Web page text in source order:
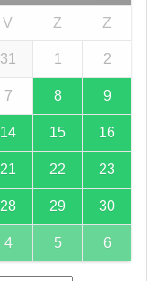
V Z Z
31 1 2
7 8 9
14 15 16
21 22 23
28 29 30
4 5 6